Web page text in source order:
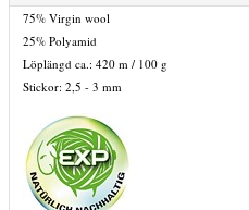
75% Virgin wool
25% Polyamid
Löplängd ca.: 420 m / 100 g
Stickor: 2,5 - 3 mm